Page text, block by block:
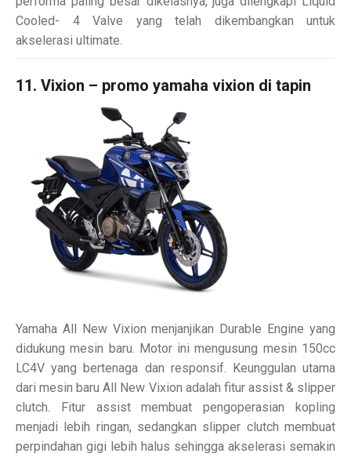
Cooled- 4 Valve yang telah dikembangkan untuk
akselerasi ultimate.
11. Vixion – promo yamaha vixion di tapin
Yamaha All New Vixion menjanjikan Durable Engine yang
didukung mesin baru. Motor ini mengusung mesin 150cc
LC4V yang bertenaga dan responsif. Keunggulan utama
dari mesin baru All New Vixion adalah fitur assist & slipper
clutch. Fitur assist membuat pengoperasian kopling
menjadi lebih ringan, sedangkan slipper clutch membuat
perpindahan gigi lebih halus sehingga akselerasi semakin